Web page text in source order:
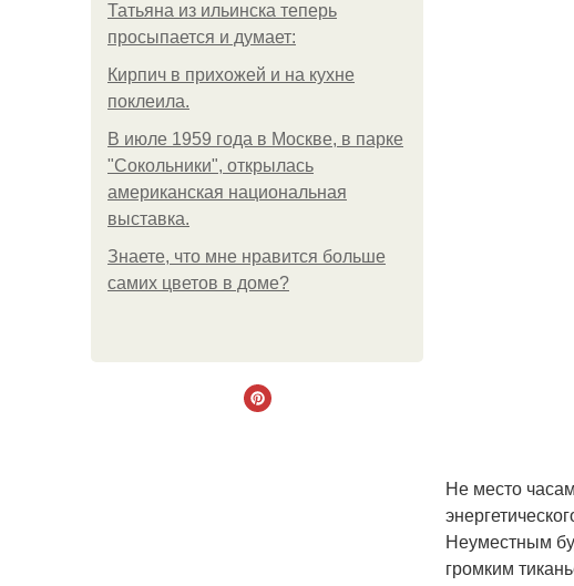
Татьяна из ильинска теперь
просыпается и думает:
Кирпич в прихожей и на кухне
поклеила.
В июле 1959 года в Москве, в парке
"Сокольники", открылась
американская национальная
выставка.
Знаете, что мне нравится больше
самих цветов в доме?
Не место
Неуместным
громким